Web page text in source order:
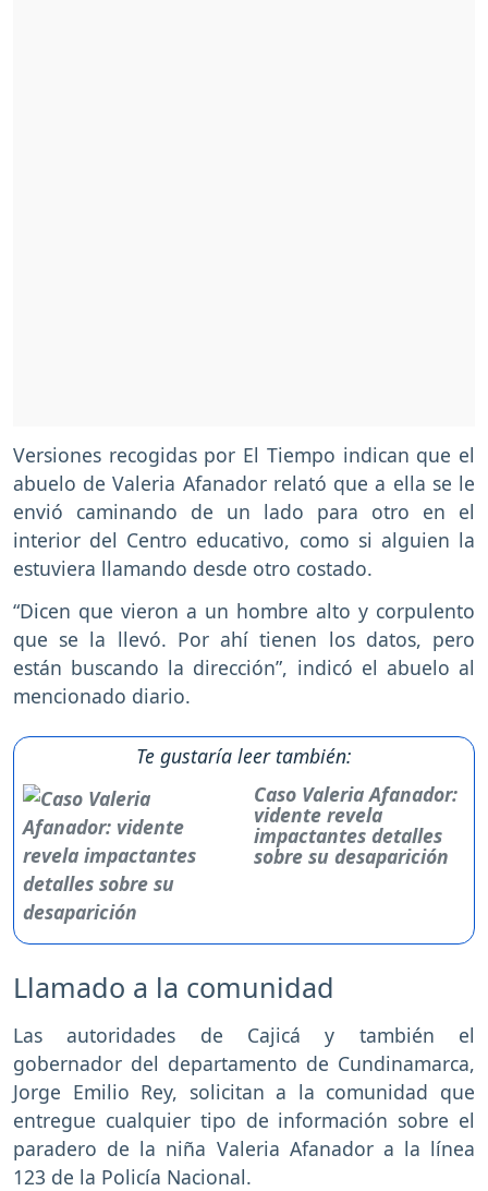
Versiones recogidas por El Tiempo indican que el
abuelo de Valeria Afanador relató que a ella se le
envió caminando de un lado para otro en el
interior del Centro educativo, como si alguien la
estuviera llamando desde otro costado.
“Dicen que vieron a un hombre alto y corpulento
que se la llevó. Por ahí tienen los datos, pero
están buscando la dirección”, indicó el abuelo al
mencionado diario.
Te gustaría leer también:
Caso Valeria Afanador:
vidente revela
impactantes detalles
sobre su desaparición
Llamado a la comunidad
Las autoridades de Cajicá y también el
gobernador del departamento de Cundinamarca,
Jorge Emilio Rey, solicitan a la comunidad que
entregue cualquier tipo de información sobre el
paradero de la niña Valeria Afanador a la línea
123 de la Policía Nacional.